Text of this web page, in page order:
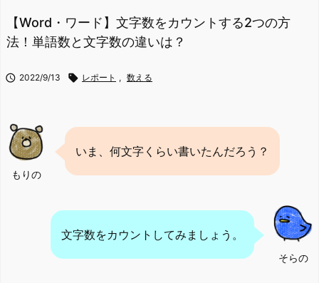
【Word・ワード】文字数をカウントする2つの方
法！単語数と文字数の違いは？
 2022/9/13  レポート , 数える
もりの
いま、何文字くらい書いたんだろう？
そらの
文字数をカウントしてみましょう。